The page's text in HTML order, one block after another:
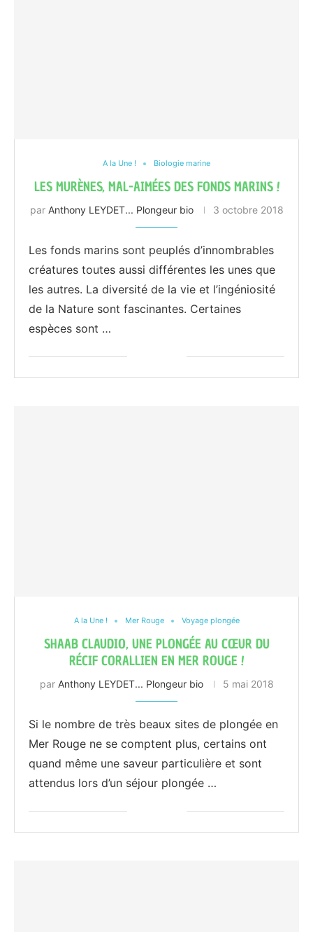
A la Une ! Biologie marine
LES MURÈNES, MAL-AIMÉES DES FONDS MARINS !
par Anthony LEYDET... Plongeur bio 3 octobre 2018
Les fonds marins sont peuplés d’innombrables
créatures toutes aussi différentes les unes que
les autres. La diversité de la vie et l’ingéniosité
de la Nature sont fascinantes. Certaines
espèces sont …
A la Une ! Mer Rouge Voyage plongée
SHAAB CLAUDIO, UNE PLONGÉE AU CŒUR DU
RÉCIF CORALLIEN EN MER ROUGE !
par Anthony LEYDET... Plongeur bio 5 mai 2018
Si le nombre de très beaux sites de plongée en
Mer Rouge ne se comptent plus, certains ont
quand même une saveur particulière et sont
attendus lors d’un séjour plongée …